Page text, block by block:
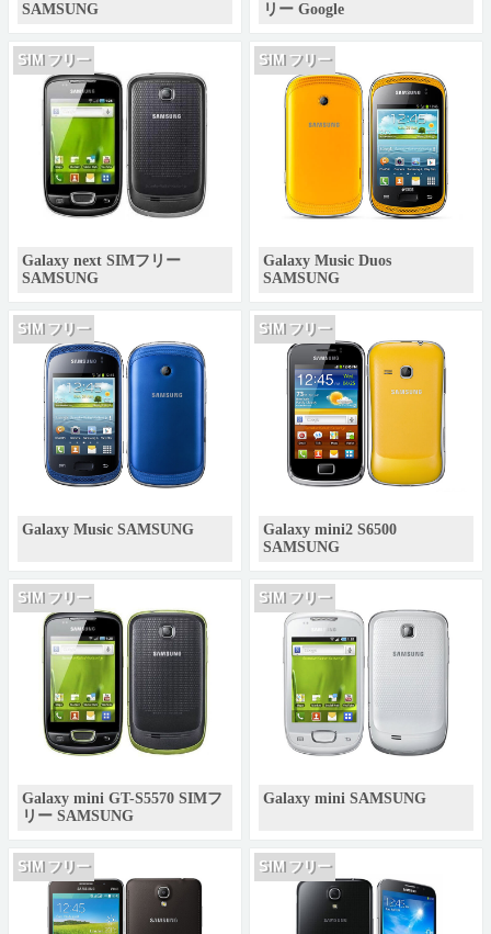
SAMSUNG
リー Google
SIM フリー
Galaxy next SIMフリー
SAMSUNG
SIM フリー
Galaxy Music Duos
SAMSUNG
SIM フリー
Galaxy Music SAMSUNG
SIM フリー
Galaxy mini2 S6500
SAMSUNG
SIM フリー
Galaxy mini GT-S5570 SIMフ
リー SAMSUNG
SIM フリー
Galaxy mini SAMSUNG
SIM フリー SIM フリー